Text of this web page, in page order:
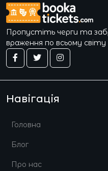
Пропустіть черги та
враження по всьому світу
Навігація
Головна
Блог
Про нас